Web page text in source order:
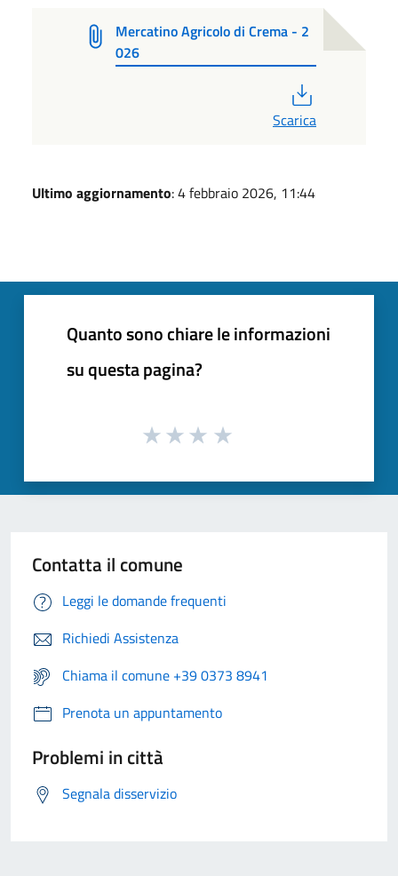
Mercatino Agricolo di Crema - 2
026
Scarica
Ultimo aggiornamento: 4 febbraio 2026, 11:44
Quanto sono chiare le informazioni
su questa pagina?
Contatta il comune
Leggi le domande frequenti
Richiedi Assistenza
Chiama il comune +39 0373 8941
Prenota un appuntamento
Problemi in città
Segnala disservizio